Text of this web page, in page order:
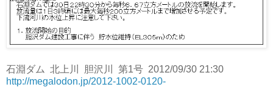
石淵ダム 北上川 胆沢川 第1号 2012/09/30 21:30
http://megalodon.jp/2012-1002-0120-